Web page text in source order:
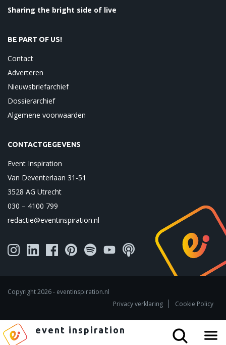
Sharing the bright side of live
BE PART OF US!
Contact
Adverteren
Nieuwsbriefarchief
Dossierarchief
Algemene voorwaarden
CONTACTGEGEVENS
Event Inspiration
Van Deventerlaan 31-51
3528 AG Utrecht
030 – 4100 799
redactie@eventinspiration.nl
Copyright 2026 - eventinspiration.nl
Privacy verklaring
Cookie Policy
event inspiration